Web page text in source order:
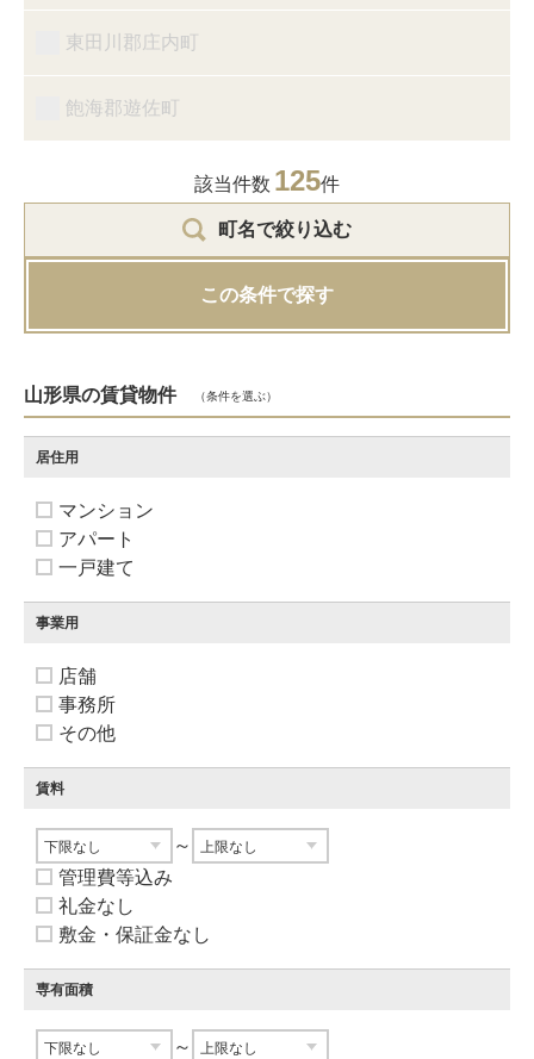
東田川郡庄内町
飽海郡遊佐町
該当件数 125件
町名で絞り込む
この条件で探す
山形県の賃貸物件 （条件を選ぶ）
居住用
マンション
アパート
一戸建て
事業用
店舗
事務所
その他
賃料
～
管理費等込み
礼金なし
敷金・保証金なし
専有面積
～